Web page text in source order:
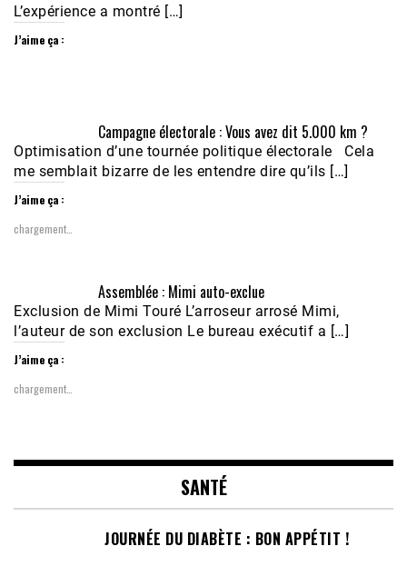
L’expérience a montré […]
J’aime ça :
Campagne électorale : Vous avez dit 5.000 km ?
Optimisation d’une tournée politique électorale Cela
me semblait bizarre de les entendre dire qu’ils […]
J’aime ça :
chargement…
Assemblée : Mimi auto-exclue
Exclusion de Mimi Touré L’arroseur arrosé Mimi,
l’auteur de son exclusion Le bureau exécutif a […]
J’aime ça :
chargement…
SANTÉ
JOURNÉE DU DIABÈTE : BON APPÉTIT !